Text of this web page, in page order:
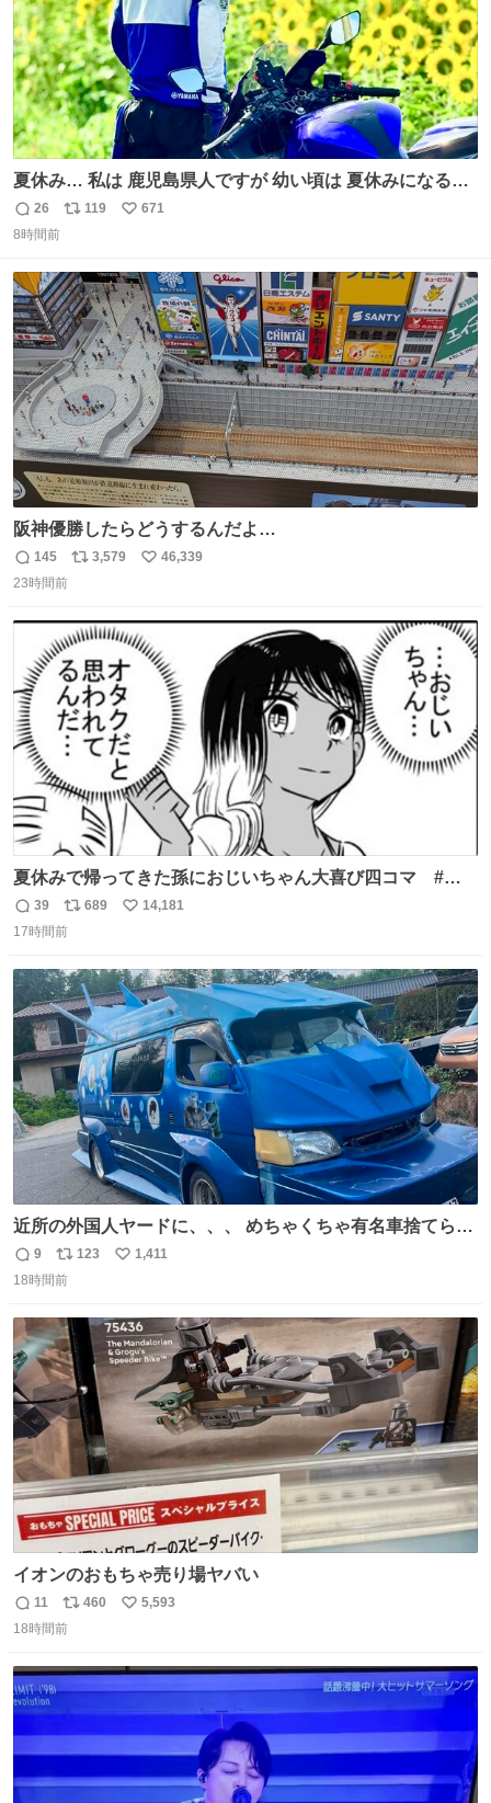
夏休み… 私は 鹿児島県人ですが 幼い頃は 夏休みになると
母の郷… 山梨へ遊びに行くのが楽しみでした 母の実家へ 1
ヶ月近く泊まって … … 今の私は 医療従事者 お盆休み？ﾅﾆ
景 淡い記憶 そんな思い出の風景… ありますか？
返
信
26
リ
ト
数
119
い
数
671
8時間前
阪神優勝したらどうするんだよ…
返
信
145
リ
ト
数
3,579
い
数
46,339
23時間前
夏休みで帰ってきた孫におじいちゃん大喜び四コマ #四
コマ漫画 #Web漫画 #漫画が読めるハッシュタグ
返
信
39
リ
ポ
ト
数
689
い
数
14,181
17時間前
近所の外国人ヤードに、、、 めちゃくちゃ有名車捨てられ
てました😭 外装ぼろぼろだし、、 中も何にも残ってない
し、、 可哀想に😢😢 今まで数十年お疲れ様でした、、 #バ
返
信
9
リ
ポ
ト
数
123
い
数
1,411
18時間前
イオンのおもちゃ売り場ヤバい
返
信
11
リ
ポ
ト
460
い
数
5,593
18時間前